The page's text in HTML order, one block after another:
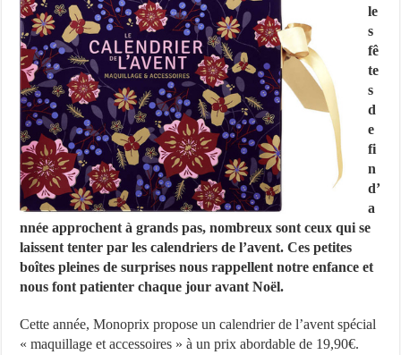
le
s
fê
te
s
d
e
fi
n
d’
a
nnée approchent à grands pas, nombreux sont ceux qui se
laissent tenter par les calendriers de l’avent. Ces petites
boîtes pleines de surprises nous rappellent notre enfance et
nous font patienter chaque jour avant Noël.
Cette année, Monoprix propose un calendrier de l’avent spécial
« maquillage et accessoires » à un prix abordable de 19,90€.